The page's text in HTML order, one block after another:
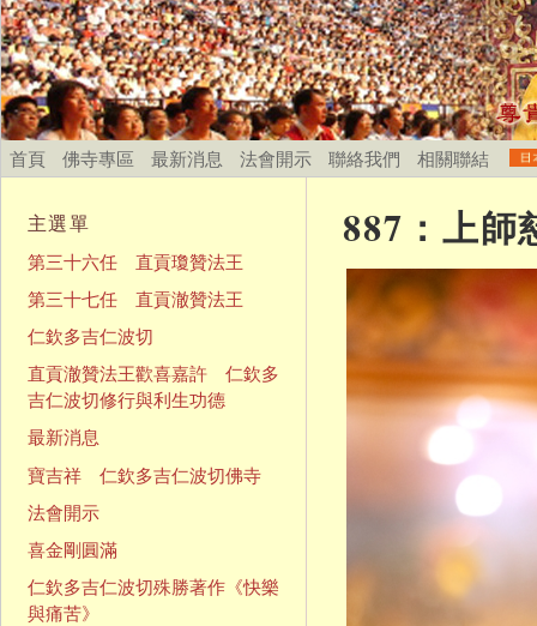
首頁 佛寺專區 最新消息 法會開示 聯絡我們 相關聯結
887：上師
主選單
第三十六任 直貢瓊贊法王
第三十七任 直貢澈贊法王
仁欽多吉仁波切
直貢澈贊法王歡喜嘉許 仁欽多
吉仁波切修行與利生功德
最新消息
寶吉祥 仁欽多吉仁波切佛寺
法會開示
喜金剛圓滿
仁欽多吉仁波切殊勝著作《快樂
與痛苦》